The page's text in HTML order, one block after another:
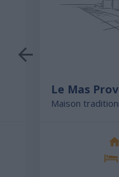
Le Mas
Maison